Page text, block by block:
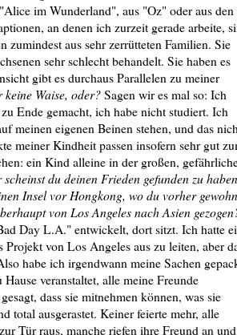
im Wunderland", aus "Oz" oder aus den
an denen ich zurzeit gerade arbeite,
zumindest aus sehr zerrütteten Familien. Sie
sehr schlecht behandelt. Sie haben es
gibt es durchaus Parallelen zu meiner
keine Waise, oder?Sagen wir es mal so: Ich
Ende gemacht, ich habe nicht studiert. Ich
meinen eigenen Beinen stehen, und das
meiner Kindheit passen insofern sehr gut
ein Kind alleine in der großen,
scheinst du deinen Frieden gefunden zu
Insel vor Hongkong, wo du vorher
von Los Angeles nach Asien
Day L.A." entwickelt, dort sitzt. Ich hatte
Projekt von Los Angeles aus zu leiten, aber
habe ich irgendwann meine Sachen
veranstaltet, alle meine Freunde
dass sie mitnehmen können, was sie
total ausgerastet. Keiner feierte mehr, alle
Tür raus, manche riefen ihre Freund an und